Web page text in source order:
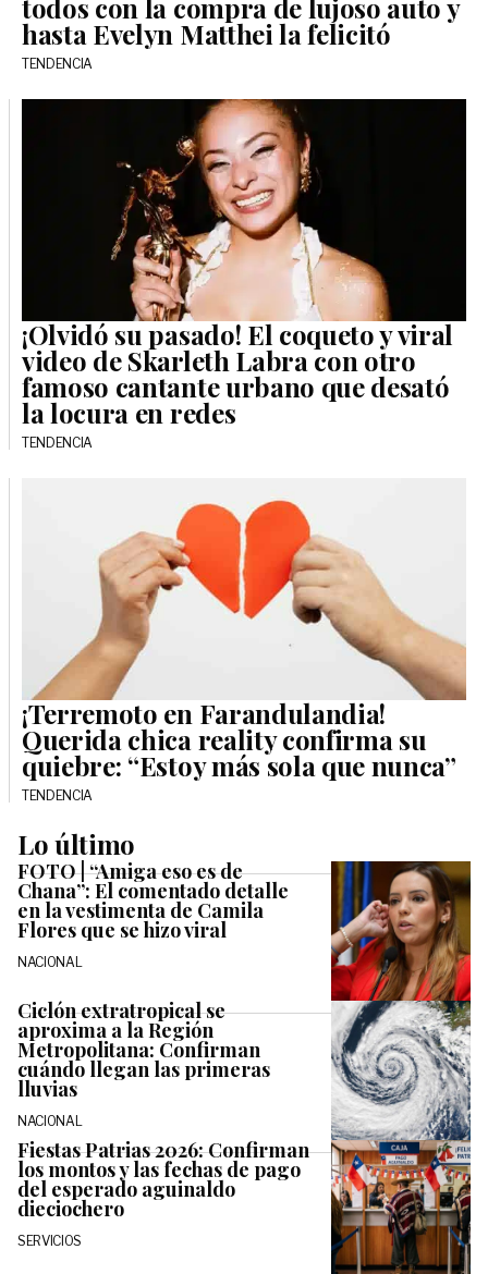
todos con la compra de lujoso auto y
hasta Evelyn Matthei la felicitó
TENDENCIA
¡Olvidó su pasado! El coqueto y viral
video de Skarleth Labra con otro
famoso cantante urbano que desató
la locura en redes
TENDENCIA
¡Terremoto en Farandulandia!
Querida chica reality confirma su
quiebre: “Estoy más sola que nunca”
TENDENCIA
Lo último
FOTO | “Amiga eso es de
Chana”: El comentado detalle
en la vestimenta de Camila
Flores que se hizo viral
NACIONAL
Ciclón extratropical se
aproxima a la Región
Metropolitana: Confirman
cuándo llegan las primeras
lluvias
NACIONAL
Fiestas Patrias 2026: Confirman
los montos y las fechas de pago
del esperado aguinaldo
dieciochero
SERVICIOS